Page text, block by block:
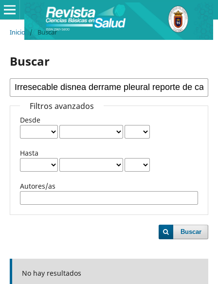
Inicio / Buscar
Buscar
Filtros avanzados
Desde
Hasta
Autores/as
Buscar
No hay resultados